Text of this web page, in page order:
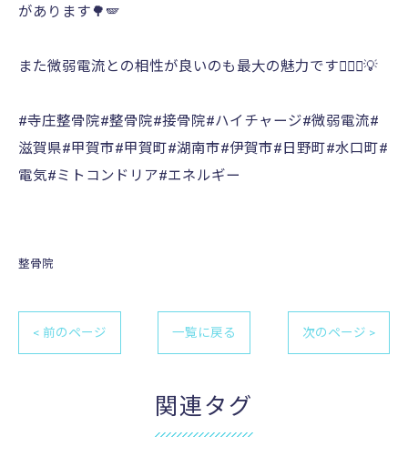
があります🌳🪽
また微弱電流との相性が良いのも最大の魅力です🙆🏻‍♀️💡
#寺庄整骨院#整骨院#接骨院#ハイチャージ#微弱電流#
滋賀県#甲賀市#甲賀町#湖南市#伊賀市#日野町#水口町#
電気#ミトコンドリア#エネルギー
整骨院
< 前のページ 一覧に戻る 次のページ >
関連タグ